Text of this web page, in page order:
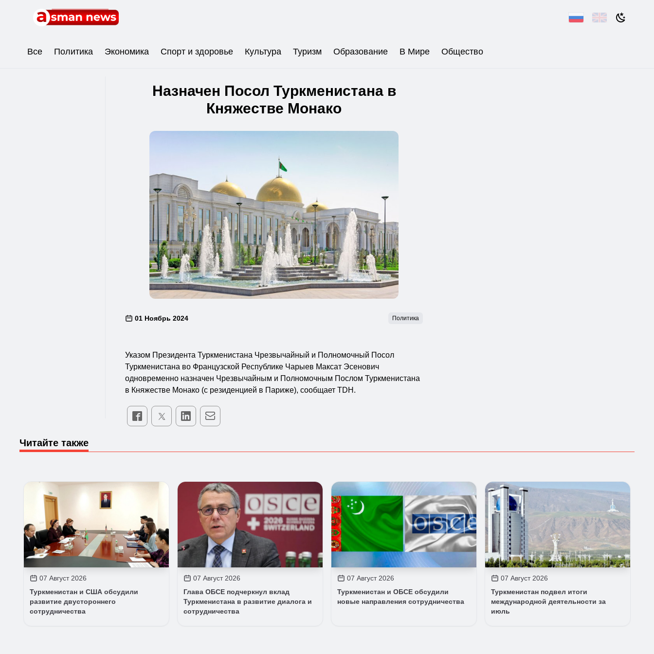
Все Политика Экономика Спорт и здоровье Культура Туризм Образование В Мире Общество
Назначен Посол Туркменистана в
Княжестве Монако
01 Ноябрь 2024 Политика
Указом Президента Туркменистана Чрезвычайный и Полномочный Посол
Туркменистана во Французской Республике Чарыев Максат Эсенович
одновременно назначен Чрезвычайным и Полномочным Послом Туркменистана
в Княжестве Монако (с резиденцией в Париже), сообщает TDH.
Читайте также
07 Август 2026
Туркменистан и США обсудили
развитие двустороннего
сотрудничества
07 Август 2026
Глава ОБСЕ подчеркнул вклад
Туркменистана в развитие диалога и
сотрудничества
07 Август 2026
Туркменистан и ОБСЕ обсудили
новые направления сотрудничества
07 Август 2026
Туркменистан подвел итоги
международной деятельности за
июль